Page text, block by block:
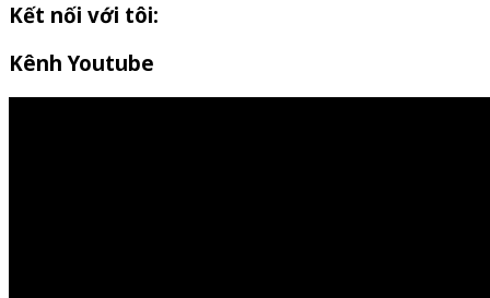
Kết nối với tôi:
Kênh Youtube